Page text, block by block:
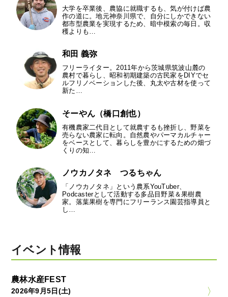
大学を卒業後、農協に就職するも、気が付けば農
作の道に。地元神奈川県で、自分にしかできない
都市型農業を実現するため、暗中模索の毎日。収
穫よりも…
和田 義弥
フリーライター。2011年から茨城県筑波山麓の
農村で暮らし、昭和初期建築の古民家をDIYでセ
ルフリノベーションした後、丸太や古材を使って
新た…
そーやん（橋口創也）
有機農家二代目として就農するも挫折し、野菜を
売らない農家に転向。自然農やパーマカルチャー
をベースとして、暮らしを豊かにするための畑づ
くりの知…
ノウカノタネ つるちゃん
「ノウカノタネ」という農系YouTuber、
Podcasterとして活動する多品目野菜＆果樹農
家。落葉果樹を専門にフリーランス園芸指導員と
し…
イベント情報
農林水産FEST
2026年9月5日(土)